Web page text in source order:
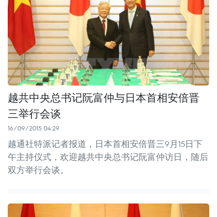
越共中央总书记阮富仲与日本首相安倍晋
三举行会谈
16/09/2015 04:29
越通社特派记者报道，日本首相安倍晋三9月15日下
午主持仪式，欢迎越共中央总书记阮富仲访日，随后
双方举行会谈。